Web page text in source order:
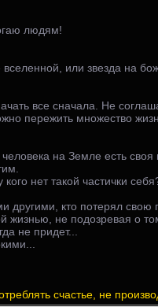
людям!
или звезда на
все сначала. Не
пережить множество
человека на Земле есть
нет такой частички
другими, кто потерял
жизнью, не подозревая о
не придет...
счастье, не